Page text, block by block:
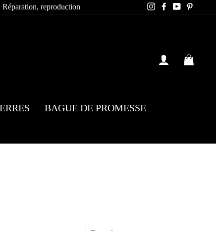
Réparation, reproduction InstagramFacebookYouTube
SE
BAGUE DE PROMESSE